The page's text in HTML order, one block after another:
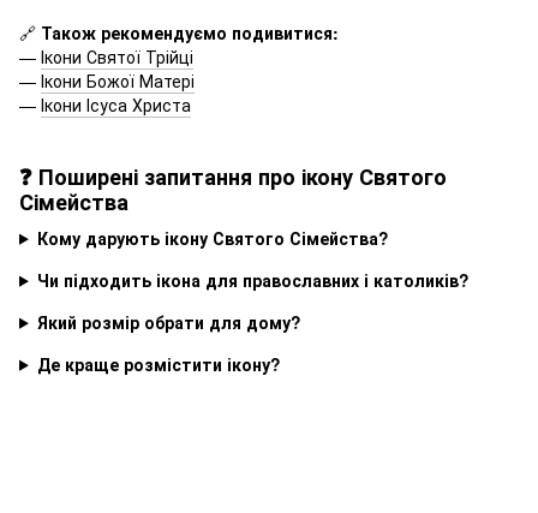
🔗 Також рекомендуємо подивитися:
— Ікони Святої Трійці
— Ікони Божої Матері
— Ікони Ісуса Христа
❓ Поширені запитання про ікону Святого
Сімейства
Кому дарують ікону Святого Сімейства?
Чи підходить ікона для православних і католиків?
Який розмір обрати для дому?
Де краще розмістити ікону?